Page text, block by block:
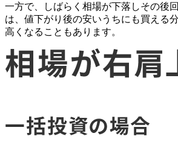
一方で、しばらく相場が下落しその後
は、値下がり後の安いうちにも買える
高くなることもあります。